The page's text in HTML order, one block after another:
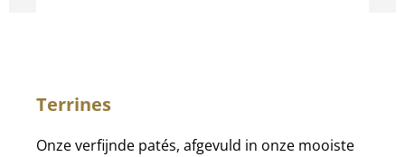
Terrines
Onze verfijnde patés, afgevuld in onze mooiste